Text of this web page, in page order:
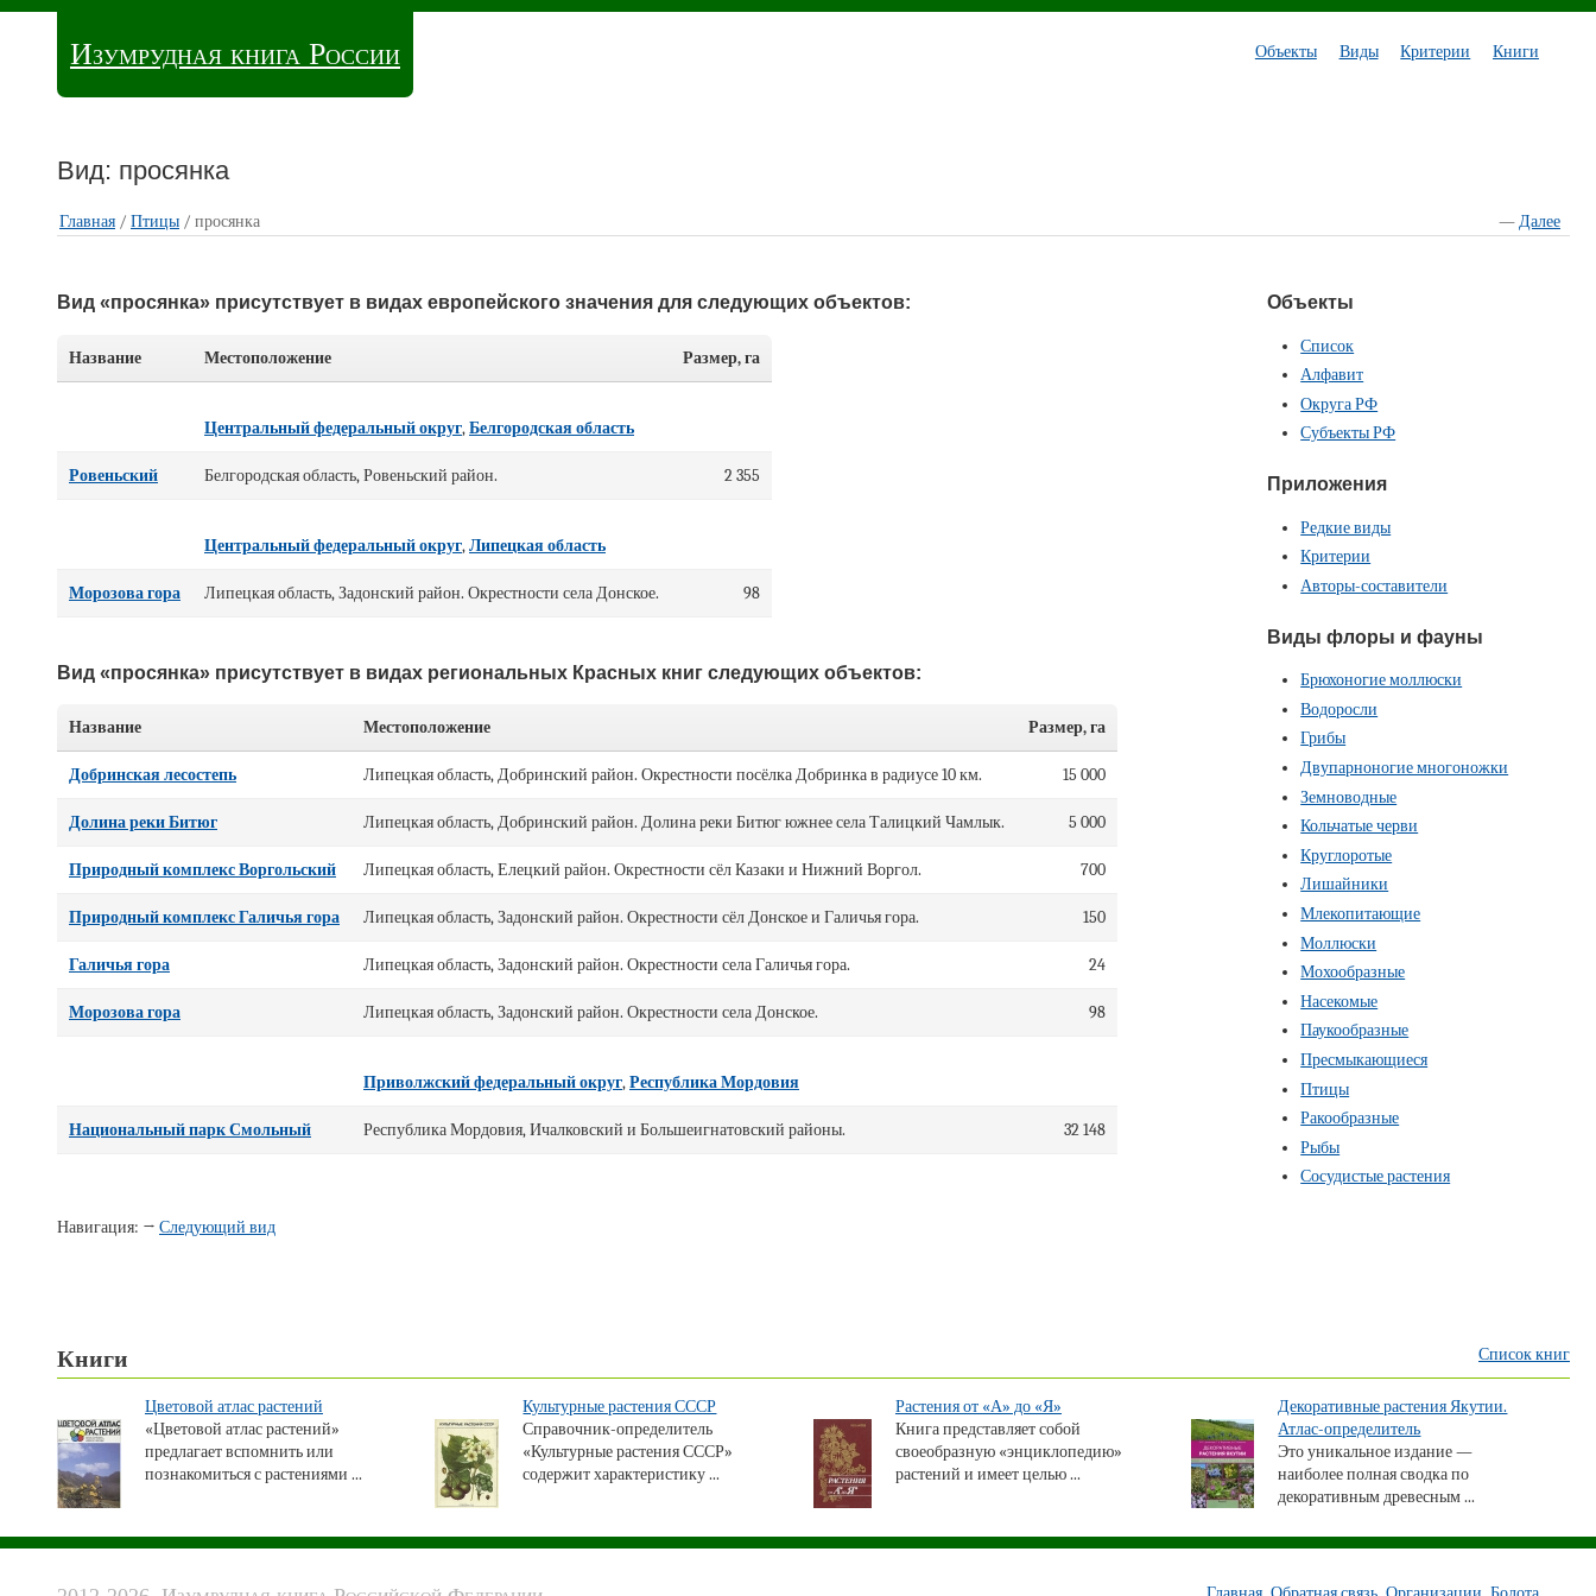
Изумрудная книга России Объекты Виды Критерии Книги
Вид: просянка
Главная / —Далее
Птицы / просянка
Вид «просянка» присутствует в видах европейского значения для следующих объектов:
Название Местоположение Размер, га
Центральный федеральный округ,Белгородская область
Ровеньский Белгородская область, Ровеньский район. 2 355
Центральный федеральный округ,Липецкая область
Морозова гора Липецкая область, Задонский район. Окрестности села Донское. 98
Вид «просянка» присутствует в видах региональных Красных книг следующих объектов:
Название Местоположение Размер, га
Добринская лесостепь Липецкая область, Добринский район. Окрестности посёлка Добринка в радиусе 10 км. 15 000
Долина реки Битюг Липецкая область, Добринский район. Долина реки Битюг южнее села Талицкий Чамлык. 5 000
Природный комплекс Воргольский Липецкая область, Елецкий район. Окрестности сёл Казаки и Нижний Воргол. 700
Природный комплекс Галичья гора Липецкая область, Задонский район. Окрестности сёл Донское и Галичья гора. 150
Галичья гора Липецкая область, Задонский район. Окрестности села Галичья гора. 24
Морозова гора Липецкая область, Задонский район. Окрестности села Донское. 98
Приволжский федеральный округ,Республика Мордовия
Национальный парк Смольный Республика Мордовия, Ичалковский и Большеигнатовский районы. 32 148
Навигация: → Следующий вид
Объекты
Список
Алфавит
Округа РФ
Субъекты РФ
Приложения
Редкие виды
Критерии
Авторы-составители
Виды флоры и фауны
Брюхоногие моллюски
Водоросли
Грибы
Двупарноногие многоножки
Земноводные
Кольчатые черви
Круглоротые
Лишайники
Млекопитающие
Моллюски
Мохообразные
Насекомые
Паукообразные
Пресмыкающиеся
Птицы
Ракообразные
Рыбы
Сосудистые растения
Книги Список книг
Цветовой атлас растений
«Цветовой атлас растений»
предлагает вспомнить или
познакомиться с растениями ...
Культурные растения СССР
Справочник-определитель
«Культурные растения СССР»
содержит характеристику ...
Растения от «А» до «Я»
Книга представляет собой
своеобразную «энциклопедию»
растений и имеет целью ...
Декоративные растения Якутии.
Атлас-определитель
Это уникальное издание —
наиболее полная сводка по
декоративным древесным ...